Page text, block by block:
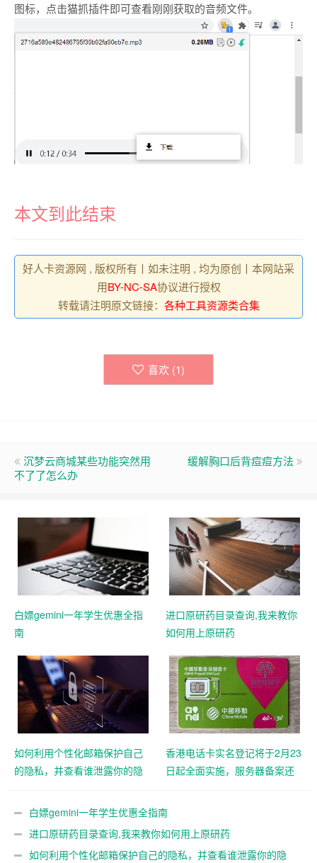
图标，点击猫抓插件即可查看刚刚获取的音频文件。
本文到此结束
好人卡资源网 , 版权所有丨如未注明 , 均为原创丨本网站采
用BY-NC-SA协议进行授权
转载请注明原文链接： 各种工具资源类合集
喜欢 (1)
沉梦云商城某些功能突然用
不了了怎么办
缓解胸口后背痘痘方法
白嫖gemini一年学生优惠全指
南
进口原研药目录查询,我来教你
如何用上原研药
如何利用个性化邮箱保护自己
的隐私，并查看谁泄露你的隐
香港电话卡实名登记将于2月23
日起全面实施，服务器备案还
白嫖gemini一年学生优惠全指南
进口原研药目录查询,我来教你如何用上原研药
如何利用个性化邮箱保护自己的隐私，并查看谁泄露你的隐